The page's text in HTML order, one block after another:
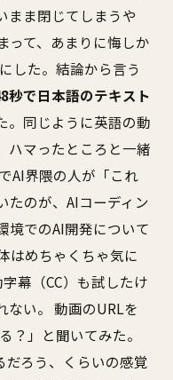
まま閉じてしまうや
って、あまりに悔しか
した。結論から言う
秒で日本語のテキスト
。同じように英語の動
ハマったところと一緒
AI界隈の人が「これ
たのが、AIコーディン
境でのAI開発について
はめちゃくちゃ気に
幕（CC）も試したけ
ない。 動画のURLを
？」と聞いてみた。
ろう、くらいの感覚